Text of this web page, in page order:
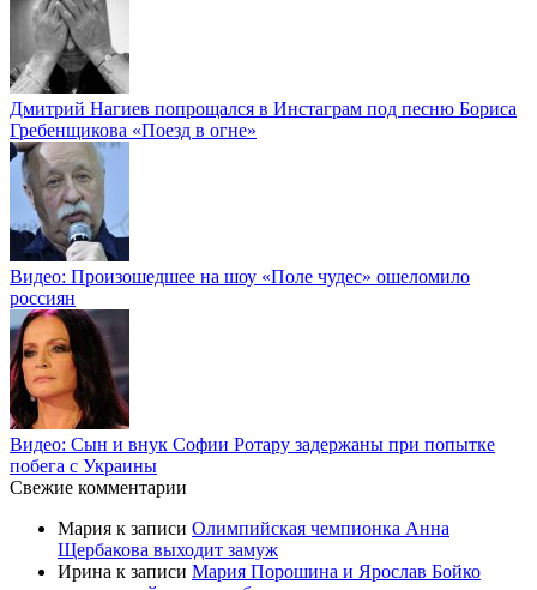
Дмитрий Нагиев попрощался в Инстаграм под песню Бориса
Гребенщикова «Поезд в огне»
Видео: Произошедшее на шоу «Поле чудес» ошеломило
россиян
Видео: Сын и внук Софии Ротару задержаны при попытке
побега с Украины
Свежие комментарии
Мария к записи Олимпийская чемпионка Анна
Щербакова выходит замуж
Ирина к записи Мария Порошина и Ярослав Бойко